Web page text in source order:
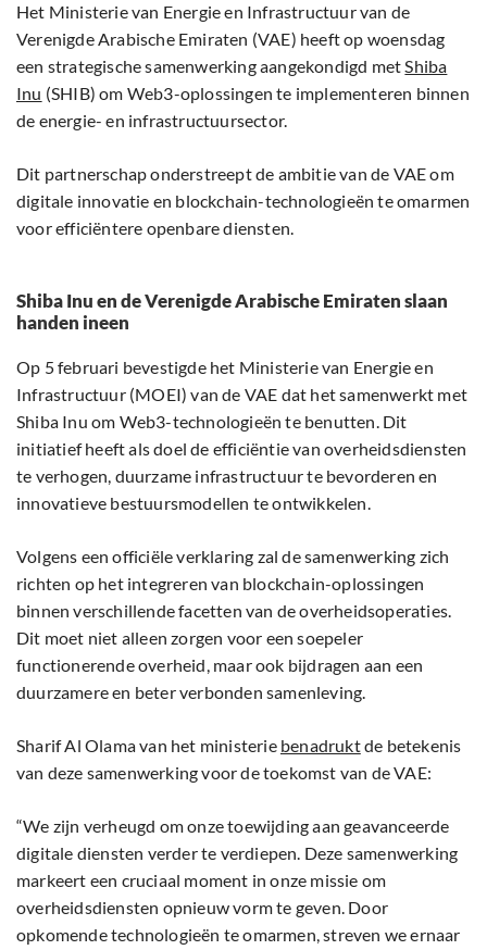
Het Ministerie van Energie en Infrastructuur van de
Verenigde Arabische Emiraten (VAE) heeft op woensdag
een strategische samenwerking aangekondigd metShiba
Inu (SHIB) om Web3-oplossingen te implementeren binnen
de energie- en infrastructuursector.
Dit partnerschap onderstreept de ambitie van de VAE om
digitale innovatie en blockchain-technologieën te omarmen
voor efficiëntere openbare diensten.
Shiba Inu en de Verenigde Arabische Emiraten slaan
handen ineen
Op 5 februari bevestigde het Ministerie van Energie en
Infrastructuur (MOEI) van de VAE dat het samenwerkt met
Shiba Inu om Web3-technologieën te benutten. Dit
initiatief heeft als doel de efficiëntie van overheidsdiensten
te verhogen, duurzame infrastructuur te bevorderen en
innovatieve bestuursmodellen te ontwikkelen.
Volgens een officiële verklaring zal de samenwerking zich
richten op het integreren van blockchain-oplossingen
binnen verschillende facetten van de overheidsoperaties.
Dit moet niet alleen zorgen voor een soepeler
functionerende overheid, maar ook bijdragen aan een
duurzamere en beter verbonden samenleving.
Sharif Al Olama van het ministerie benadruktde betekenis
van deze samenwerking voor de toekomst van de VAE:
“We zijn verheugd om onze toewijding aan geavanceerde
digitale diensten verder te verdiepen. Deze samenwerking
markeert een cruciaal moment in onze missie om
overheidsdiensten opnieuw vorm te geven. Door
opkomende technologieën te omarmen, streven we ernaar